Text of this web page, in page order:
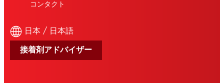
コンタクト
日本 / 日本語
接着剤アドバイザー